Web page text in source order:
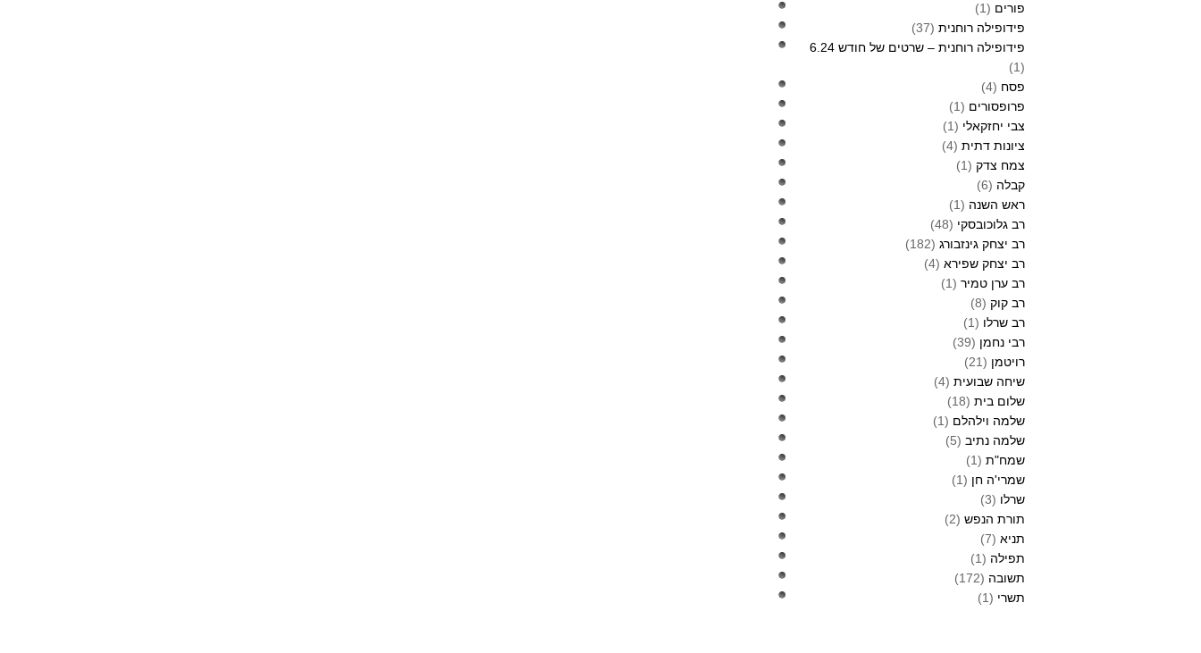
פורים (1)
פידופילה רוחנית (37)
פידופילה רוחנית – שרטים של חודש 6.24
(1)
פסח (4)
פרופסורים (1)
צבי יחזקאלי (1)
ציונות דתית (4)
צמח צדק (1)
קבלה (6)
ראש השנה (1)
רב גלוכובסקי (48)
רב יצחק גינזבורג (182)
רב יצחק שפירא (4)
רב ערן טמיר (1)
רב קוק (8)
רב שרלו (1)
רבי נחמן (39)
רויטמן (21)
שיחה שבועית (4)
שלום בית (18)
שלמה וילהלם (1)
שלמה נתיב (5)
שמח"ת (1)
שמרי'ה חן (1)
שרלו (3)
תורת הנפש (2)
תניא (7)
תפילה (1)
תשובה (172)
תשרי (1)